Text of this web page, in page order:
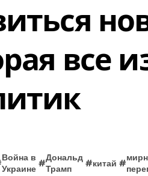
все
Война в
Украине
#
Дональд
Трамп
#китай #